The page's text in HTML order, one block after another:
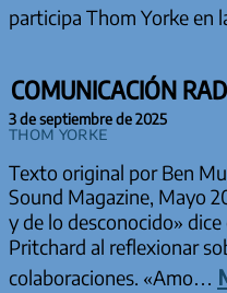
participa Thom Yorke en
COMUNICACIÓN
3 de septiembre de 2025
Thom Yorke
Texto original por Ben
Sound Magazine, Mayo
y de lo desconocido»
Pritchard al reflexionar
colaboraciones. «Amo…